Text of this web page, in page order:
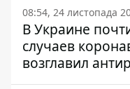
08:54, 24 листопада
В Украине
случаев
возглавил